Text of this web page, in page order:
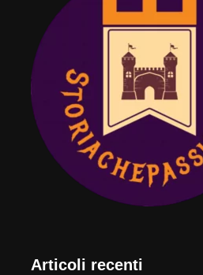
Articoli recenti